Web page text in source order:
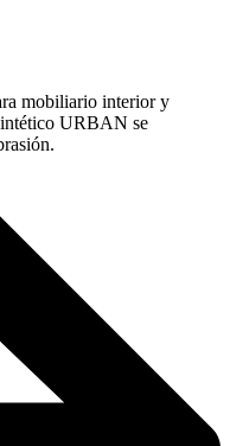
mobiliario interior y
URBAN se